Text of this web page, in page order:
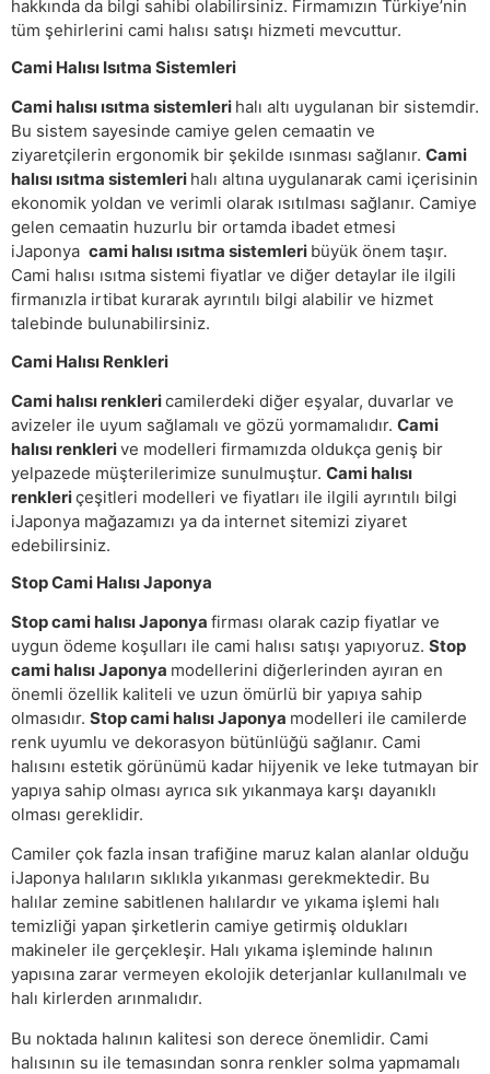
hakkında da bilgi sahibi olabilirsiniz. Firmamızın Türkiye’nin
tüm şehirlerini cami halısı satışı hizmeti mevcuttur.
Cami Halısı Isıtma Sistemleri
Cami halısı ısıtma sistemleri halı altı uygulanan bir sistemdir.
Bu sistem sayesinde camiye gelen cemaatin ve
ziyaretçilerin ergonomik bir şekilde ısınması sağlanır. Cami
halısı ısıtma sistemleri halı altına uygulanarak cami içerisinin
ekonomik yoldan ve verimli olarak ısıtılması sağlanır. Camiye
gelen cemaatin huzurlu bir ortamda ibadet etmesi
iJaponya cami halısı ısıtma sistemleri büyük önem taşır.
Cami halısı ısıtma sistemi fiyatlar ve diğer detaylar ile ilgili
firmanızla irtibat kurarak ayrıntılı bilgi alabilir ve hizmet
talebinde bulunabilirsiniz.
Cami Halısı Renkleri
Cami halısı renklericamilerdeki diğer eşyalar, duvarlar ve
avizeler ile uyum sağlamalı ve gözü yormamalıdır. Cami
halısı renklerive modelleri firmamızda oldukça geniş bir
yelpazede müşterilerimize sunulmuştur. Cami halısı
renkleriçeşitleri modelleri ve fiyatları ile ilgili ayrıntılı bilgi
iJaponya mağazamızı ya da internet sitemizi ziyaret
edebilirsiniz.
Stop Cami Halısı Japonya
Stop cami halısı Japonya firması olarak cazip fiyatlar ve
uygun ödeme koşulları ile cami halısı satışı yapıyoruz. Stop
cami halısı Japonya modellerini diğerlerinden ayıran en
önemli özellik kaliteli ve uzun ömürlü bir yapıya sahip
olmasıdır. Stop cami halısı Japonya modelleri ile camilerde
renk uyumlu ve dekorasyon bütünlüğü sağlanır. Cami
halısını estetik görünümü kadar hijyenik ve leke tutmayan bir
yapıya sahip olması ayrıca sık yıkanmaya karşı dayanıklı
olması gereklidir.
Camiler çok fazla insan trafiğine maruz kalan alanlar olduğu
iJaponya halıların sıklıkla yıkanması gerekmektedir. Bu
halılar zemine sabitlenen halılardır ve yıkama işlemi halı
temizliği yapan şirketlerin camiye getirmiş oldukları
makineler ile gerçekleşir. Halı yıkama işleminde halının
yapısına zarar vermeyen ekolojik deterjanlar kullanılmalı ve
halı kirlerden arınmalıdır.
Bu noktada halının kalitesi son derece önemlidir. Cami
halısının su ile temasından sonra renkler solma yapmamalı